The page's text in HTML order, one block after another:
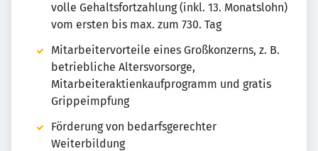
volle Gehaltsfortzahlung (inkl. 13. Monatslohn)
vom ersten bis max. zum 730. Tag
Mitarbeitervorteile eines Großkonzerns, z. B.
betriebliche Altersvorsorge,
Mitarbeiteraktienkaufprogramm und gratis
Grippeimpfung
Förderung von bedarfsgerechter
Weiterbildung